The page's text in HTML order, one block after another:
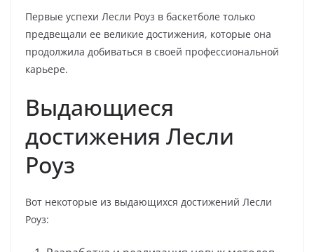
Первые успехи Лесли Роуз в баскетболе только
предвещали ее великие достижения, которые она
продолжила добиваться в своей профессиональной
карьере.
Выдающиеся
достижения Лесли
Роуз
Вот некоторые из выдающихся достижений Лесли
Роуз: